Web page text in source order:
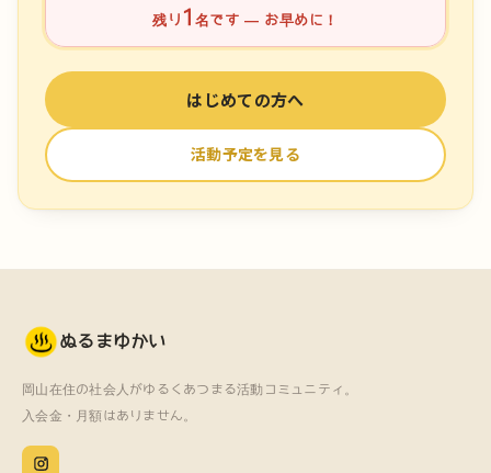
残り 1 名です — お早めに！
はじめての方へ
活動予定を見る
ぬるまゆかい
岡山在住の社会人がゆるくあつまる活動コミュニティ。
入会金・月額はありません。